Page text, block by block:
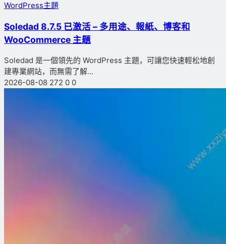
WordPress主題
Soledad 8.7.5 已激活 – 多用途、報紙、博客和
WooCommerce 主題
Soledad 是一個領先的 WordPress 主題，可讓您快速輕松地創
建專業網站，而無需了解...
2026-08-08 272 0 0